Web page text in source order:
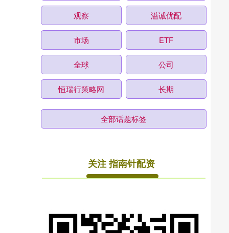
观察 溢诚优配
市场 ETF
全球 公司
恒瑞行策略网 长期
全部话题标签
关注 指南针配资